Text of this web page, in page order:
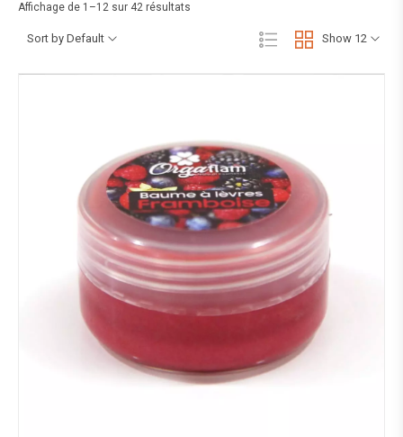
Affichage de 1–12 sur 42 résultats
Show 12
Sort by Default